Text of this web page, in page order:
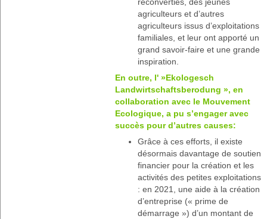
agriculteurs et d’autres
agriculteurs issus d’exploitations
familiales, et leur ont apporté un
grand savoir-faire et une grande
inspiration.
En outre, l' »Ekologesch
Landwirtschaftsberodung », en
collaboration avec le Mouvement
Ecologique, a pu s’engager avec
succès pour d’autres causes:
Grâce à ces efforts, il existe
désormais davantage de soutien
financier pour la création et les
activités des petites exploitations
: en 2021, une aide à la création
d’entreprise (« prime de
démarrage ») d’un montant de